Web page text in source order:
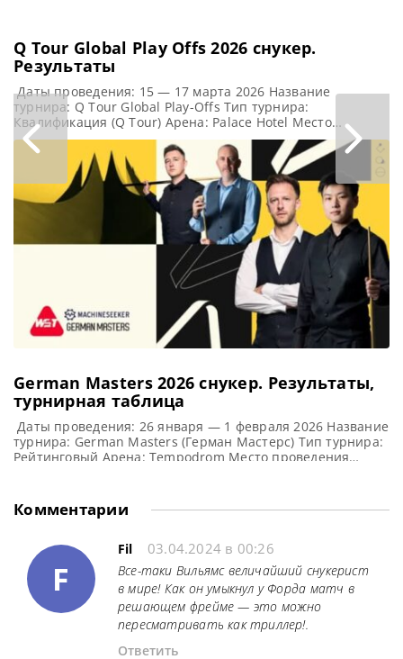
Q Tour Global Play Offs 2026 снукер.
Результаты
Даты проведения: 15 — 17 марта 2026 Название
турнира: Q Tour Global Play-Offs Тип турнира:
Квалификация (Q Tour) Арена: Palace Hotel Место
проведения (населенный пункт, город, страна): Гандия,
Испания Примечание: В турнире примут участие 16
лучших игроков рейтинга Q Tour, а также до восьми
игроков из других серий Q Tour (Америка, Азиатско-
Тихоокеанский регион и
German Masters 2026 cнукер. Результаты,
турнирная таблица
Даты проведения: 26 января — 1 февраля 2026 Название
турнира: German Masters (Герман Мастерс) Тип турнира:
Рейтинговый Арена: Tempodrom Место проведения
Победитель этого турнира: Джадд Трамп Турнирная
таблица German Masters 2026: Герман Мастерс 2026
финала 1/8
Комментарии
F
Fil 03.04.2024 в 00:26
Все-таки Вильямс величайший снукерист
в мире! Как он умыкнул у Форда матч в
решающем фрейме — это можно
пересматривать как триллер!.
Ответить